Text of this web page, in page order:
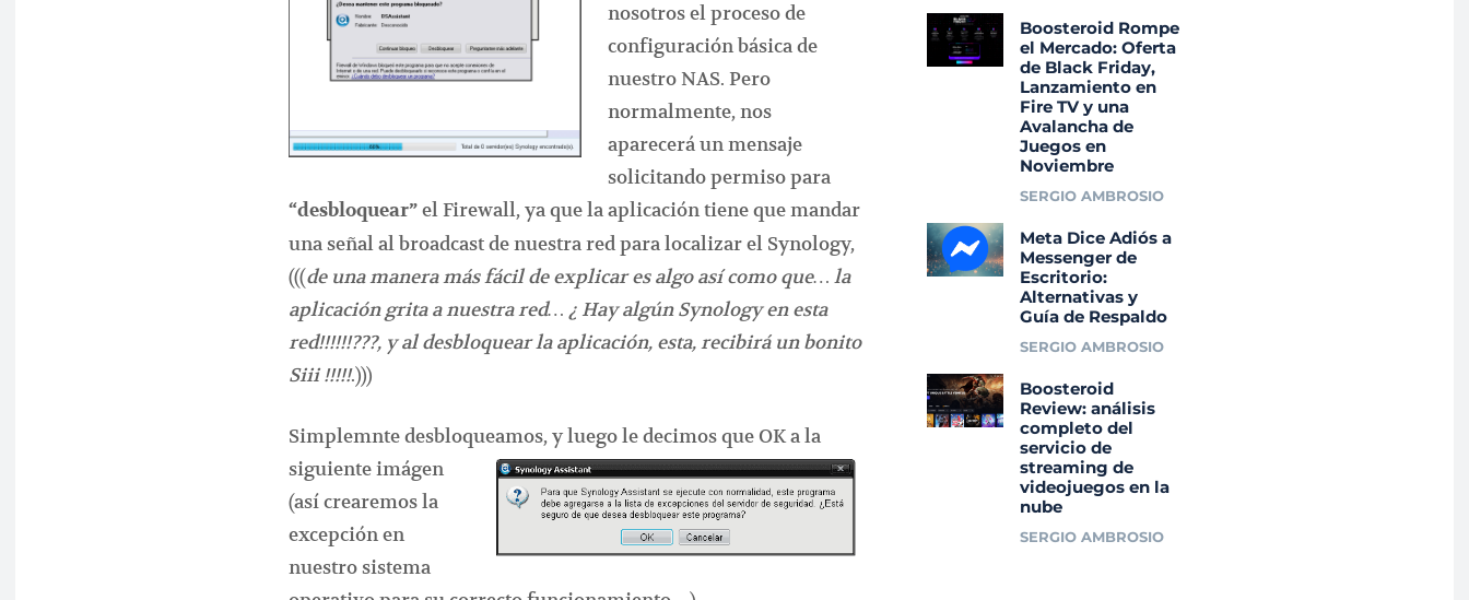
nosotros el proceso de
configuración básica de
nuestro NAS. Pero
normalmente, nos
aparecerá un mensaje
solicitando permiso para
“desbloquear”el Firewall, ya que la aplicación tiene que mandar
una señal al broadcast de nuestra red para localizar el Synology,
(((de una manera más fácil de explicar es algo así como que… la
aplicación grita a nuestra red… ¿ Hay algún Synology en esta
red!!!!!!???, y al desbloquear la aplicación, esta, recibirá un bonito
Siii !!!!!.)))
Simplemnte desbloqueamos, y luego le decimos que OK a la
siguiente imágen
(así crearemos la
excepción en
nuestro sistema
Boosteroid Rompe
el Mercado: Oferta
de Black Friday,
Lanzamiento en
Fire TV y una
Avalancha de
Juegos en
Noviembre
SERGIO AMBROSIO
Meta Dice Adiós a
Messenger de
Escritorio:
Alternativas y
Guía de Respaldo
SERGIO AMBROSIO
Boosteroid
Review: análisis
completo del
servicio de
streaming de
videojuegos en la
nube
SERGIO AMBROSIO